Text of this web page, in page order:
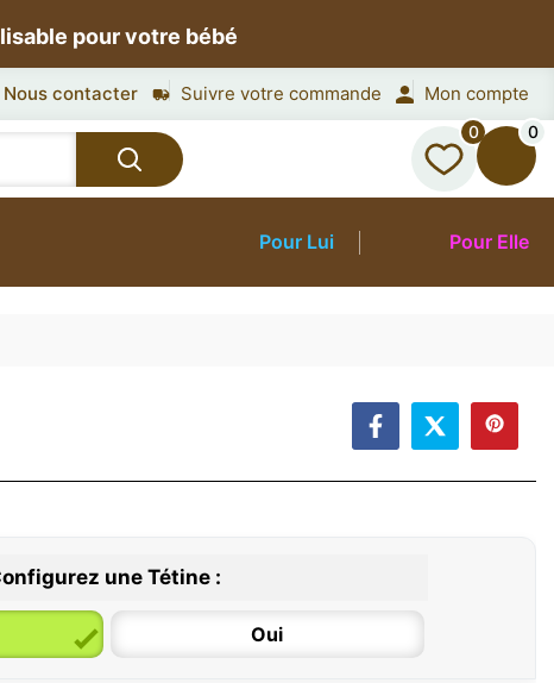
pour votre bébé
Nous contacter Suivre votre commande Mon compte
0 0
Pour Lui Pour Elle
une Tétine :
Oui